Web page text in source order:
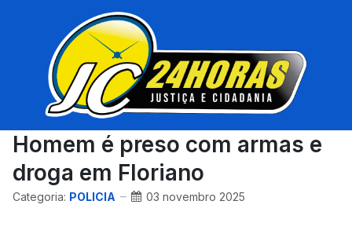
Homem é preso com armas e
droga em Floriano
Categoria: POLICIA 03 novembro 2025